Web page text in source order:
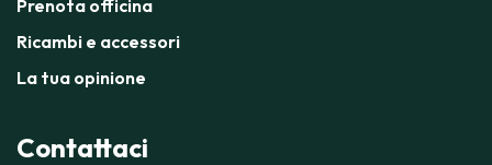
Prenota officina
Ricambi e accessori
La tua opinione
Contattaci